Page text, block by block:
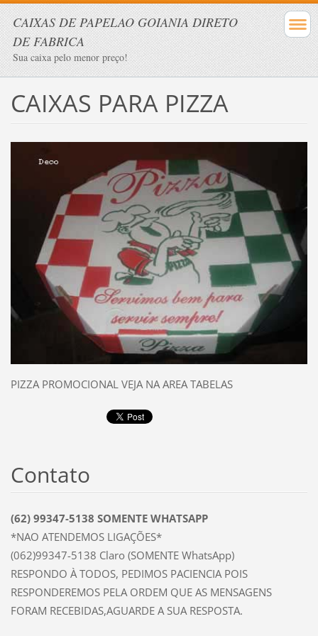
CAIXAS DE PAPELAO GOIANIA DIRETO
DE FABRICA
Sua caixa pelo menor preço!
CAIXAS PARA PIZZA
PIZZA PROMOCIONAL VEJA NA AREA TABELAS
Contato
(62) 99347-5138 SOMENTE WHATSAPP
*NAO ATENDEMOS LIGAÇÕES*
(062)99347-5138 Claro (SOMENTE WhatsApp)
RESPONDO À TODOS, PEDIMOS PACIENCIA POIS
RESPONDEREMOS PELA ORDEM QUE AS MENSAGENS
FORAM RECEBIDAS,AGUARDE A SUA RESPOSTA.